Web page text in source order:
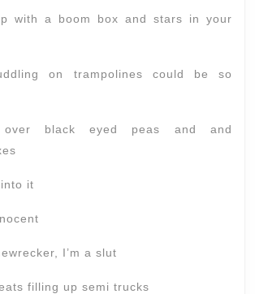
with a boom box and stars in your
on trampolines could be so
over black eyed peas and and
it
I’m a slut
filling up semi trucks